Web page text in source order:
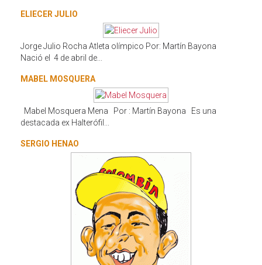
ELIECER JULIO
Jorge Julio Rocha Atleta olímpico Por: Martín Bayona
Nació el 4 de abril de...
MABEL MOSQUERA
Mabel Mosquera Mena Por : Martín Bayona Es una
destacada ex Halterófil...
SERGIO HENAO